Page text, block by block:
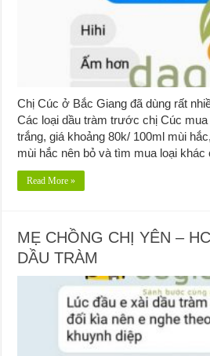
Chị Cúc ở Bắc Giang đã dùng rất
Các loại dầu tràm trước chị Cúc
trắng, giá khoảng 80k/ 100ml mùi
mùi hắc nên bỏ và tìm mua loại
Read More »
MẸ CHỒNG CHỊ YÊN –
DẦU TRÀM